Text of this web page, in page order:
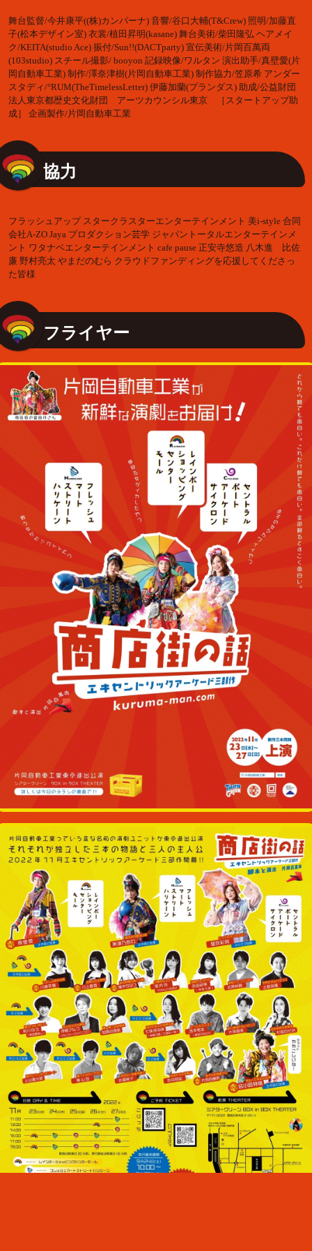
舞台監督/今井康平((株)カンパーナ) 音響/谷口大輔(T&Crew) 照明/加藤直
子(松本デザイン室) 衣裳/植田昇明(kasane) 舞台美術/柴田隆弘 ヘアメイ
ク/KEITA(studio Ace) 振付/Sun!!(DACTparty) 宣伝美術/片岡百萬両
(103studio) スチール撮影/ booyon 記録映像/ワルタン 演出助手/真壁愛(片
岡自動車工業) 制作/澤奈津樹(片岡自動車工業) 制作協力/笠原希 アンダー
スタディ/°RUM(TheTimelessLetter) 伊藤加蘭(プランダス) 助成/公益財団
法人東京都歴史文化財団 アーツカウンシル東京 ［スタートアップ助
成］ 企画製作/片岡自動車工業
協力
フラッシュアップ スタークラスターエンターテインメント 美i-style 合同
会社A-ZO Jaya プロダクション芸学 ジャパントータルエンターテインメ
ント ワタナベエンターテインメント cafe pause 正安寺悠造 八木進 比佐
廉 野村亮太 やまだのむら クラウドファンディングを応援してくださっ
た皆様
フライヤー